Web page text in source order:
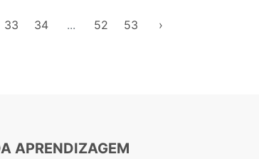
33 34 ... 52 53 ›
APRENDIZAGEM